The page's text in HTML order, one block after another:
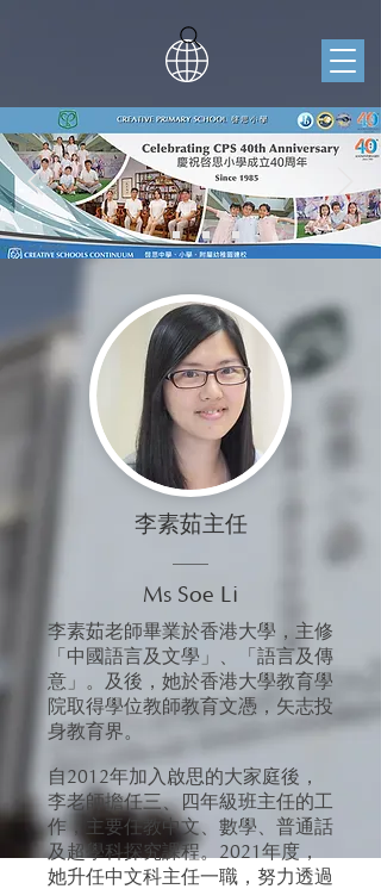
李素茹主任
Ms Soe Li
李素茹老師畢業於香港大學，主修
「中國語言及文學」、「語言及傳
意」。及後，她於香港大學教育學
院取得學位教師教育文憑，矢志投
身教育界。
自2012年加入啟思的大家庭後，
李老師擔任三、四年級班主任的工
作，主要任教中文、數學、普通話
及超學科探究課程。2021年度，
她升任中文科主任一職，努力透過